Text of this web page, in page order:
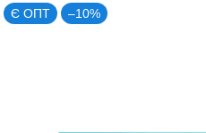
Є ОПТ –10%